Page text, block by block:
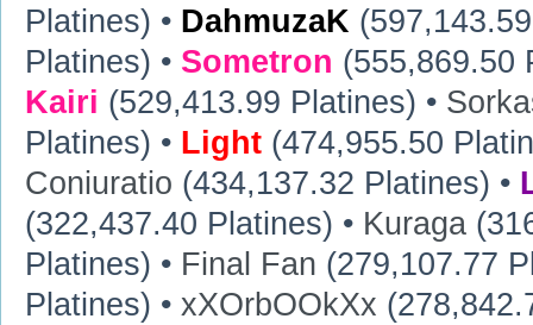
Platines) • DahmuzaK
Platines) • Sometron (555,869.50
Kairi (529,413.99 Platines) •
Platines) • Light (474,955.50
Coniuratio (434,137.32 Platines) •
(322,437.40 Platines) • Kuraga
Platines) • Final Fan (279,107.77
Platines) • xXOrbOOkXx